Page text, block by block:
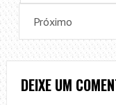
Próximo
DEIXE UM